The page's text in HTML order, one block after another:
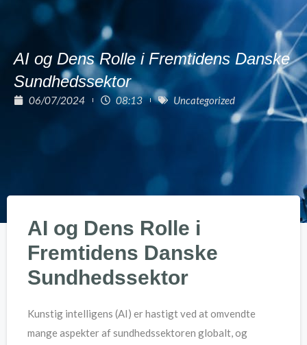
AI og Dens Rolle i Fremtidens Danske
Sundhedssektor
06/07/2024 08:13 Uncategorized
AI og Dens Rolle i
Fremtidens Danske
Sundhedssektor
Kunstig intelligens (AI) er hastigt ved at omvendte
mange aspekter af sundhedssektoren globalt, og